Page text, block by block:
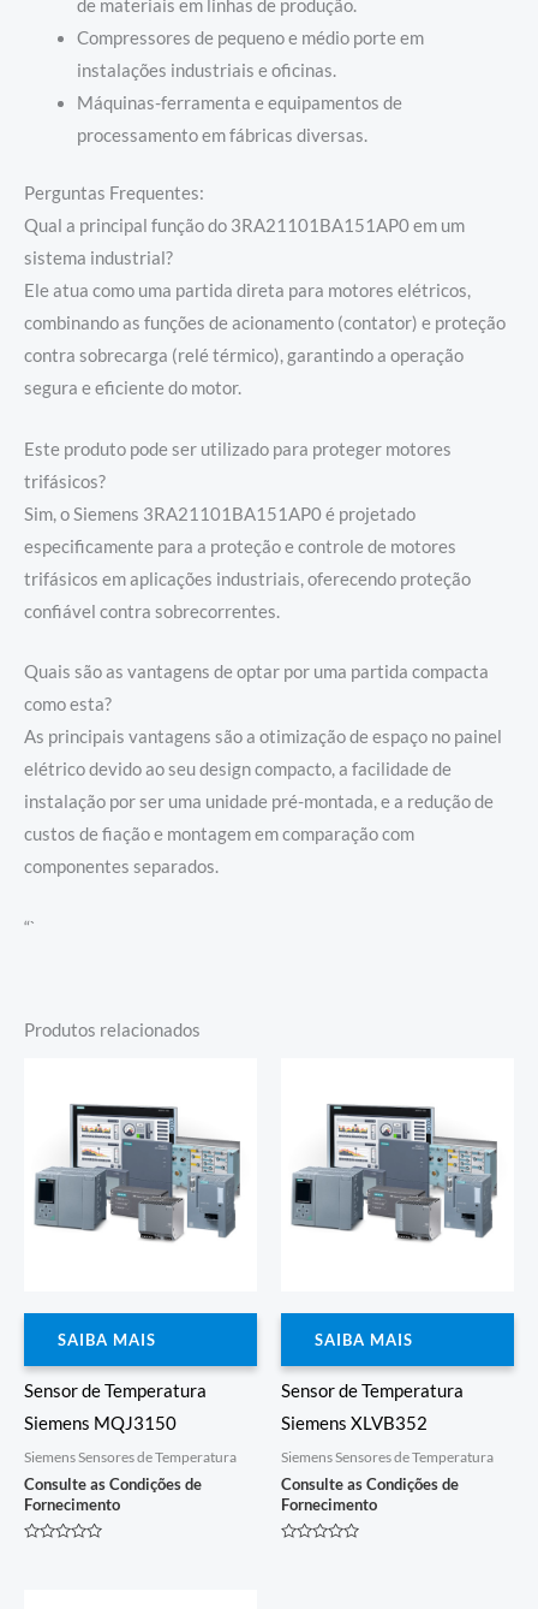
de materiais em linhas de produção.
Compressores de pequeno e médio porte em
instalações industriais e oficinas.
Máquinas-ferramenta e equipamentos de
processamento em fábricas diversas.
Perguntas Frequentes:
Qual a principal função do 3RA21101BA151AP0 em um
sistema industrial?
Ele atua como uma partida direta para motores elétricos,
combinando as funções de acionamento (contator) e proteção
contra sobrecarga (relé térmico), garantindo a operação
segura e eficiente do motor.
Este produto pode ser utilizado para proteger motores
trifásicos?
Sim, o Siemens 3RA21101BA151AP0 é projetado
especificamente para a proteção e controle de motores
trifásicos em aplicações industriais, oferecendo proteção
confiável contra sobrecorrentes.
Quais são as vantagens de optar por uma partida compacta
como esta?
As principais vantagens são a otimização de espaço no painel
elétrico devido ao seu design compacto, a facilidade de
instalação por ser uma unidade pré-montada, e a redução de
custos de fiação e montagem em comparação com
componentes separados.
“`
Produtos relacionados
SAIBA MAIS
Sensor de Temperatura
Siemens MQJ3150
Siemens Sensores de Temperatura
Consulte as Condições de
Fornecimento
SAIBA MAIS
Sensor de Temperatura
Siemens XLVB352
Siemens Sensores de Temperatura
Consulte as Condições de
Fornecimento